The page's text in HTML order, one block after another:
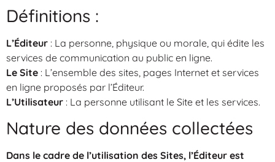
Définitions :
L’Éditeur : La personne, physique ou morale, qui édite les
services de communication au public en ligne.
Le Site : L’ensemble des sites, pages Internet et services
en ligne proposés par l’Éditeur.
L’Utilisateur : La personne utilisant le Site et les services.
Nature des données collectées
Dans le cadre de l’utilisation des Sites, l’Éditeur est